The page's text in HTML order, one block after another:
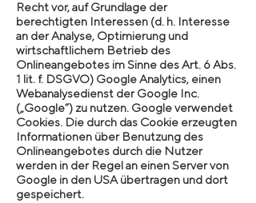
Recht vor, auf Grundlage der
berechtigten Interessen (d. h. Interesse
an der Analyse, Optimierung und
wirtschaftlichem Betrieb des
Onlineangebotes im Sinne des Art. 6 Abs.
1 lit. f. DSGVO) Google Analytics, einen
Webanalysedienst der Google Inc.
(„Google“) zu nutzen. Google verwendet
Cookies. Die durch das Cookie erzeugten
Informationen über Benutzung des
Onlineangebotes durch die Nutzer
werden in der Regel an einen Server von
Google in den USA übertragen und dort
gespeichert.